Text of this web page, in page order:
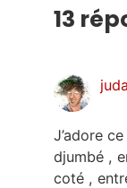
13
J’adore
djumbé ,
coté ,